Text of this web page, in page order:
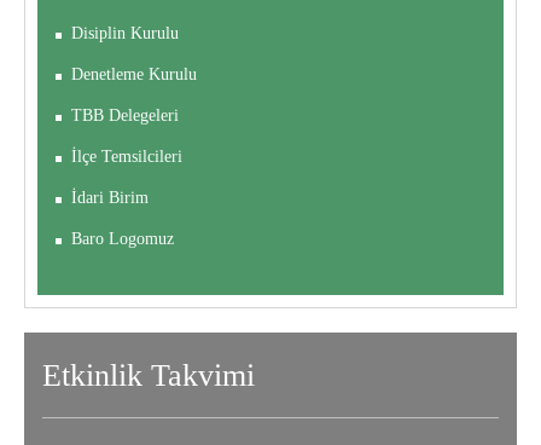
Disiplin Kurulu
Denetleme Kurulu
TBB Delegeleri
İlçe Temsilcileri
İdari Birim
Baro Logomuz
Etkinlik Takvimi